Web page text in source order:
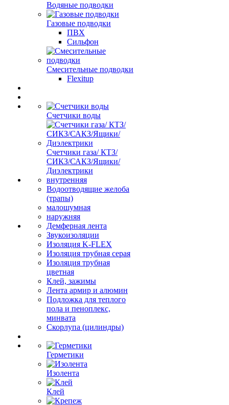
Водяные подводки
Газовые подводки
ПВХ
Сильфон
Смесительные подводки
Flexitup
Счетчики воды
Счетчики газа/ КТЗ/
СИКЗ/САКЗ/Ящики/
Диэлектрики
внутренняя
Водоотводящие желоба
(трапы)
малошумная
наружняя
Демферная лента
Звукоизоляции
Изоляция K-FLEX
Изоляция трубная серая
Изоляция трубная
цветная
Клей, зажимы
Лента армир и алюмин
Подложка для теплого
пола и пеноплекс,
минвата
Скорлупа (цилиндры)
Герметики
Изолента
Клей